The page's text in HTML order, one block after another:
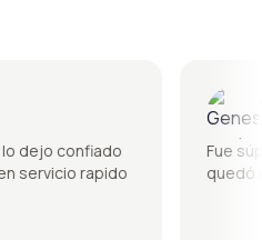
confiado
rapido
Fue
quedó